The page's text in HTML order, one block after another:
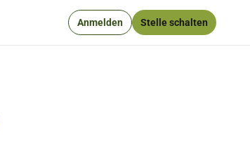
Anmelden Stelle schalten